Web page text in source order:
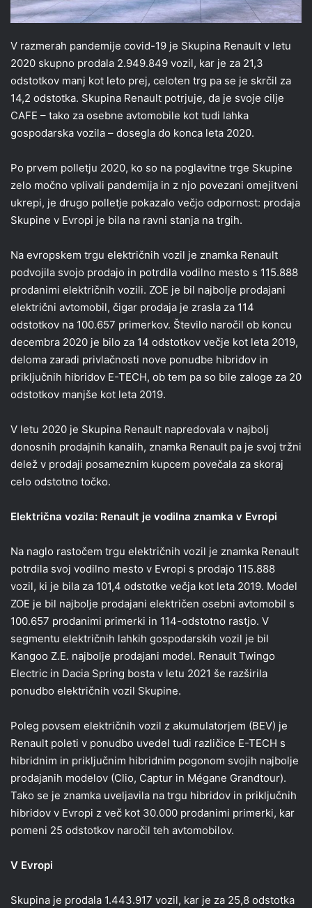
V razmerah pandemije covid-19 je Skupina Renault v letu
2020 skupno prodala 2.949.849 vozil, kar je za 21,3
odstotkov manj kot leto prej, celoten trg pa se je skrčil za
14,2 odstotka. Skupina Renault potrjuje, da je svoje cilje
CAFE – tako za osebne avtomobile kot tudi lahka
gospodarska vozila – dosegla do konca leta 2020.
Po prvem polletju 2020, ko so na poglavitne trge Skupine
zelo močno vplivali pandemija in z njo povezani omejitveni
ukrepi, je drugo polletje pokazalo večjo odpornost: prodaja
Skupine v Evropi je bila na ravni stanja na trgih.
Na evropskem trgu električnih vozil je znamka Renault
podvojila svojo prodajo in potrdila vodilno mesto s 115.888
prodanimi električnih vozili. ZOE je bil najbolje prodajani
električni avtomobil, čigar prodaja je zrasla za 114
odstotkov na 100.657 primerkov. Število naročil ob koncu
decembra 2020 je bilo za 14 odstotkov večje kot leta 2019,
deloma zaradi privlačnosti nove ponudbe hibridov in
priključnih hibridov E-TECH, ob tem pa so bile zaloge za 20
odstotkov manjše kot leta 2019.
V letu 2020 je Skupina Renault napredovala v najbolj
donosnih prodajnih kanalih, znamka Renault pa je svoj tržni
delež v prodaji posameznim kupcem povečala za skoraj
celo odstotno točko.
Električna vozila: Renault je vodilna znamka v Evropi
Na naglo rastočem trgu električnih vozil je znamka Renault
potrdila svoj vodilno mesto v Evropi s prodajo 115.888
vozil, ki je bila za 101,4 odstotke večja kot leta 2019. Model
ZOE je bil najbolje prodajani električen osebni avtomobil s
100.657 prodanimi primerki in 114-odstotno rastjo. V
segmentu električnih lahkih gospodarskih vozil je bil
Kangoo Z.E. najbolje prodajani model. Renault Twingo
Electric in Dacia Spring bosta v letu 2021 še razširila
ponudbo električnih vozil Skupine.
Poleg povsem električnih vozil z akumulatorjem (BEV) je
Renault poleti v ponudbo uvedel tudi različice E-TECH s
hibridnim in priključnim hibridnim pogonom svojih najbolje
prodajanih modelov (Clio, Captur in Mégane Grandtour).
Tako se je znamka uveljavila na trgu hibridov in priključnih
hibridov v Evropi z več kot 30.000 prodanimi primerki, kar
pomeni 25 odstotkov naročil teh avtomobilov.
V Evropi
Skupina je prodala 1.443.917 vozil, kar je za 25,8 odstotka